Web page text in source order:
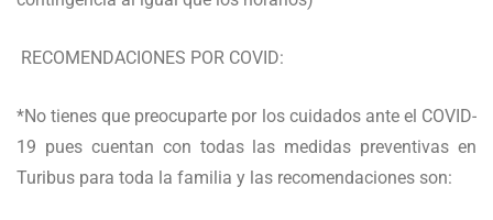
RECOMENDACIONES POR COVID:
*No tienes que preocuparte por los cuidados ante el COVID-
19 pues cuentan con todas las medidas preventivas en
Turibus para toda la familia y las recomendaciones son: